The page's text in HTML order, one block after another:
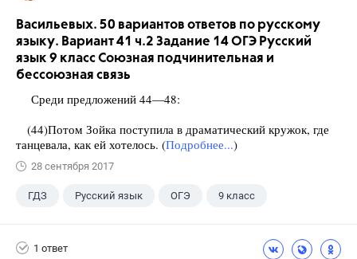
Васильевых. 50 вариантов ответов по русскому
языку. Вариант 41 ч.2 Задание 14 ОГЭ Русский
язык 9 класс Союзная подчинительная и
бессоюзная связь
Среди предложений 44—48:
(44)Потом Зойка поступила в драматический кружок, где
танцевала, как ей хотелось. (Подробнее...)
28 сентября 2017
ГДЗ Русский язык ОГЭ 9 класс
1 ответ